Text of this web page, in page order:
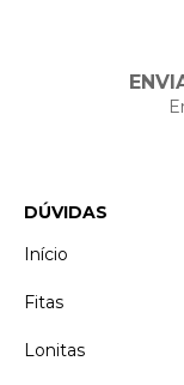
DÚVIDAS
Início
Fitas
Lonitas